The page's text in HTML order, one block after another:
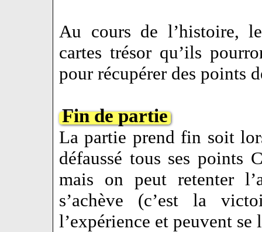
Au cours de l’histoire,
cartes trésor qu’ils
pour récupérer des points
Fin de partie
La partie prend fin soit
défaussé tous ses points
mais on peut retenter
s’achève (c’est la
l’expérience et peuvent se